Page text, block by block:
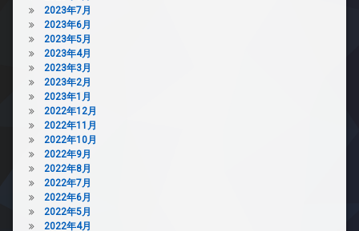
2023年7月
2023年6月
2023年5月
2023年4月
2023年3月
2023年2月
2023年1月
2022年12月
2022年11月
2022年10月
2022年9月
2022年8月
2022年7月
2022年6月
2022年5月
2022年4月